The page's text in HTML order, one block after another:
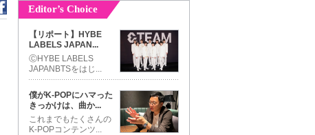
Editor’s Choice
【リポート】HYBE
LABELS JAPAN...
ⒸHYBE LABELS
JAPANBTSをはじ ...
僕がK-POPにハマった
きっかけは、曲か...
これまでもたくさんの
K-POPコンテンツ...